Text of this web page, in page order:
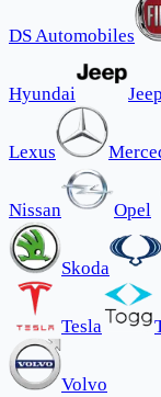
DS Automobiles
Hyundai Jeep
Lexus
Nissan Opel
Skoda
Tesla
Volvo